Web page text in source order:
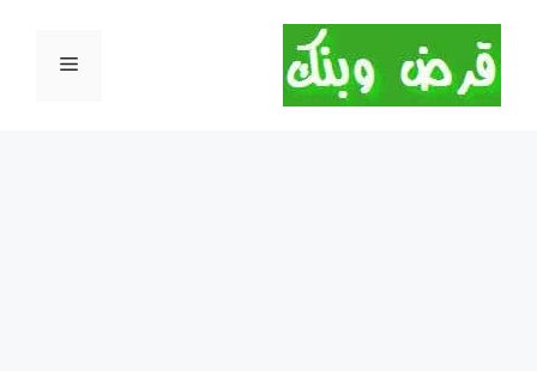
المحتوى
القائمة